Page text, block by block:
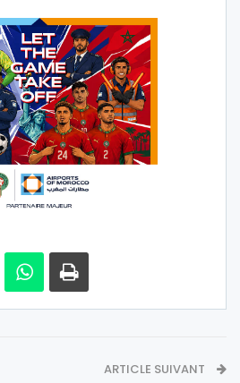
ARTICLE SUIVANT